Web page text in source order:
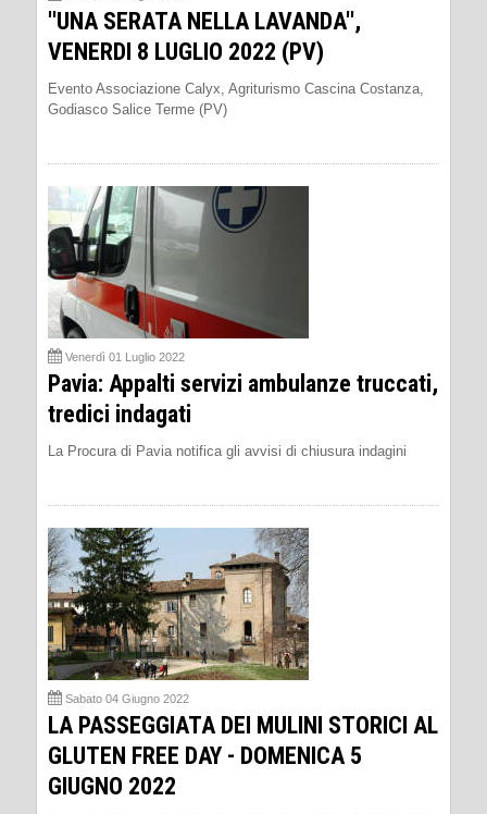
''UNA SERATA NELLA LAVANDA'',
VENERDI 8 LUGLIO 2022 (PV)
Evento Associazione Calyx, Agriturismo Cascina Costanza,
Godiasco Salice Terme (PV)
Venerdì 01 Luglio 2022
Pavia: Appalti servizi ambulanze truccati,
tredici indagati
La Procura di Pavia notifica gli avvisi di chiusura indagini
Sabato 04 Giugno 2022
LA PASSEGGIATA DEI MULINI STORICI AL
GLUTEN FREE DAY - DOMENICA 5
GIUGNO 2022